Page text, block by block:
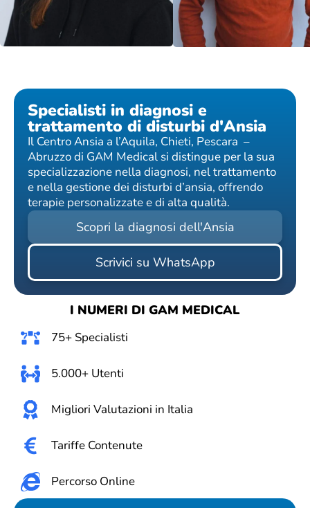
Specialisti in diagnosi e
trattamento di disturbi d'Ansia
Il Centro Ansia a l’Aquila, Chieti, Pescara –
Abruzzo di GAM Medical si distingue per la sua
specializzazione nella diagnosi, nel trattamento
e nella gestione dei disturbi d’ansia, offrendo
terapie personalizzate e di alta qualità.
Scopri la diagnosi dell'Ansia
Scrivici su WhatsApp
I NUMERI DI GAM MEDICAL
75+ Specialisti
5.000+ Utenti
Migliori Valutazioni in Italia
Tariffe Contenute
Percorso Online